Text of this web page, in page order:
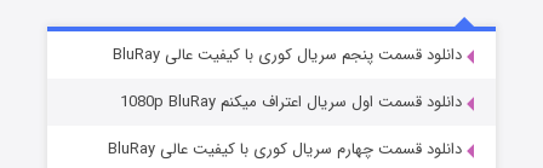
قسمت2 (زیرنویس) منتشر شد
دانلود قسمت پنجم سریال کوری با کیفیت عالی BluRay
دانلود قسمت اول سریال اعتراف میکنم 1080p BluRay
دانلود قسمت چهارم سریال کوری با کیفیت عالی BluRay